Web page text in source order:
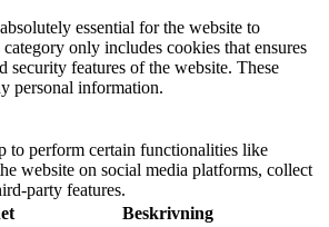
essential for the website to
only includes cookies that ensures
security features of the website. These
personal information.
to perform certain functionalities like
website on social media platforms, collect
party features.
Beskrivning